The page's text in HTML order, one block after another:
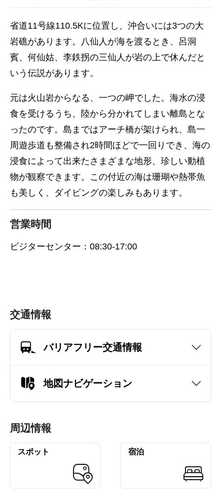
省道11号線110.5Kに位置し、沖合いには3つの大
岩礁があります。八仙人が海を渡るとき、呂洞
賓、何仙姑、李鉄拐の三仙人が岩の上で休んだと
いう伝説があります。
元は火山岩からなる、一つの岬でした。海水の浸
食を受けるうち、陸から分かれてしまい離島とな
ったのです。島まではアーチ橋が架けられ、島一
周遊歩道も整備され2時間ほどで一回りでき、海の
浸食によって出来たさまざまな地形、珍しい動植
物が観察できます。この付近の海は珊瑚や熱帯魚
も美しく、ダイビングの楽しみもあります。
営業時間
ビジターセンター：08:30-17:00
交通情報
バリアフリー交通情報
地図ナビゲーション
周辺情報
スポット 宿泊